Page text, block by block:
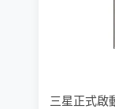
三星正式啟